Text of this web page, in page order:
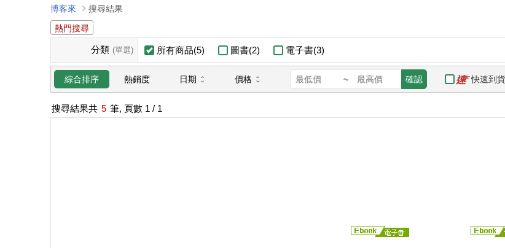
博客來
搜尋結果
熱門搜尋
分類 (單選) 所有商品(5) 圖書(2) 電子書(3)
綜合排序 熱銷度 日期 價格 ~ 確認 快速到貨
搜尋結果共 5 筆, 頁數 1 / 1